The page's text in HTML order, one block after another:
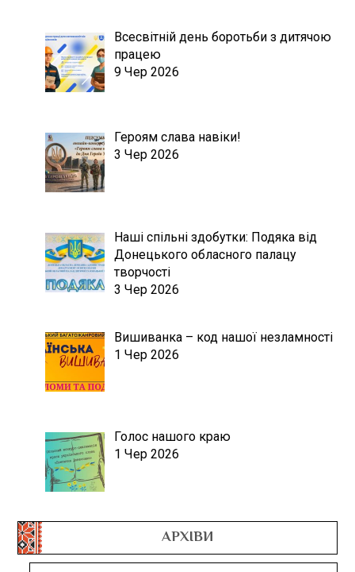
Всесвітній день боротьби з дитячою
працею
9 Чер 2026
Героям слава навіки!
3 Чер 2026
Наші спільні здобутки: Подяка від
Донецького обласного палацу
творчості
3 Чер 2026
Вишиванка – код нашої незламності
1 Чер 2026
Голос нашого краю
1 Чер 2026
АРХІВИ